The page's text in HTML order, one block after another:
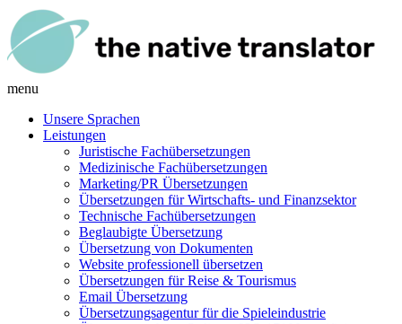
menu
Unsere Sprachen
Leistungen
Juristische Fachübersetzungen
Medizinische Fachübersetzungen
Marketing/PR Übersetzungen
Übersetzungen für Wirtschafts- und Finanzsektor
Technische Fachübersetzungen
Beglaubigte Übersetzung
Übersetzung von Dokumenten
Website professionell übersetzen
Übersetzungen für Reise & Tourismus
Email Übersetzung
Übersetzungsagentur für die Spieleindustrie